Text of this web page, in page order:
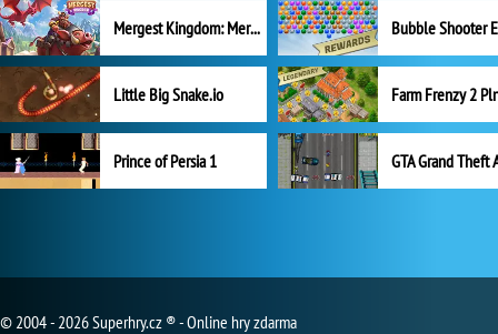
Mergest Kingdom: Merge Puzzle
Little Big Snake.io
Prince of Persia 1 GTA Grand Theft
© 2004 - 2026 Superhry.cz ® - Online hry zdarma